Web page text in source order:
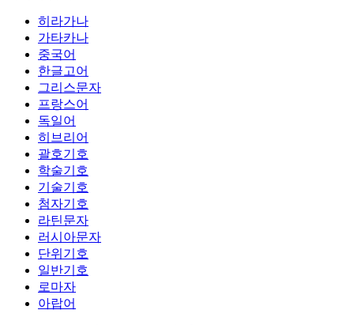
히라가나
가타카나
중국어
한글고어
그리스문자
프랑스어
독일어
히브리어
괄호기호
학술기호
기술기호
첨자기호
라틴문자
러시아문자
단위기호
일반기호
로마자
아랍어